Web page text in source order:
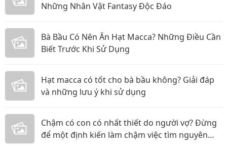
Những Nhân Vật Fantasy Độc Đáo
Bà Bầu Có Nên Ăn Hạt Macca? Những Điều Cần
Biết Trước Khi Sử Dụng
Hạt macca có tốt cho bà bầu không? Giải đáp
và những lưu ý khi sử dụng
Chậm có con có nhất thiết do người vợ? Đừng
để một định kiến làm chậm việc tìm nguyên